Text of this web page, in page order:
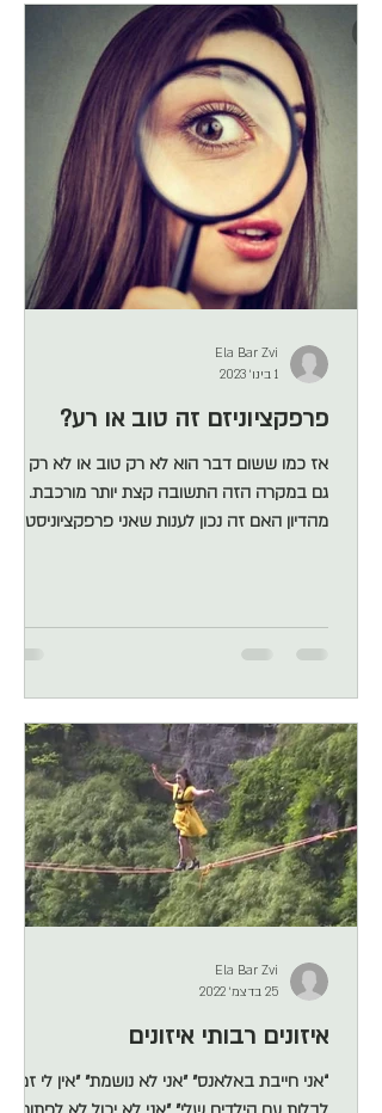
כמו מוצר מדף". בשני המקרים מדובר בניתוב של
מערכת הרגשות שלנו. למה נעלמת התשוקה —
ומה זה באמת אומר עלינו? דמיינו את המערכת
הרגשית כמו אור בחדר, אפשר שהא
פרפקציוניזם זה טוב או רע?
אז כמו ששום דבר הוא לא רק טוב או לא רק רע,
גם במקרה הזה התשובה קצת יותר מורכבת.
מהדיון האם זה נכון לענות שאני פרפקציוניסט
כך מורכבת הזו. נתחיל מהקל אל הכבד. לא
זו תשובת ראיון קלאסית שחוקה ולא אותנטית
אתם לא רוצים שהמראיין/ת יעיף אותכם מכל
המדרגות תוותרו עליה. 2. כי זה שימוש במינוח
הרבה הרבה יותר
Ela Bar Zvi
1 בינו׳ 2023
איזונים רבותי איזונים
“אני חייבת באלאנס״ ״אני לא נושמת״ ״אין לי זמן
Ela Bar Zvi
25 בדצמ׳ 2022